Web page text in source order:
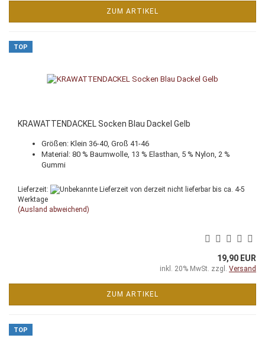
ZUM ARTIKEL
TOP
KRAWATTENDACKEL Socken Blau Dackel Gelb
Größen: Klein 36-40, Groß 41-46
Material: 80 % Baumwolle, 13 % Elasthan, 5 % Nylon, 2 %
Gummi
Lieferzeit:
von derzeit nicht lieferbar bis ca. 4-5
Werktage
(Ausland abweichend)
19,90 EUR
inkl. 20% MwSt. zzgl. Versand
ZUM ARTIKEL
TOP